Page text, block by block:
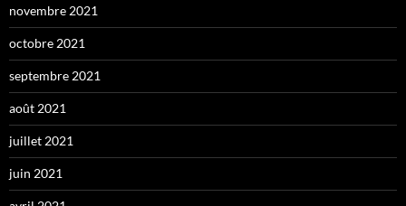
novembre 2021
octobre 2021
septembre 2021
août 2021
juillet 2021
juin 2021